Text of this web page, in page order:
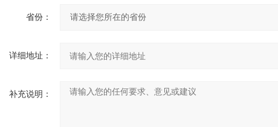
省份：
详细地址：
补充说明：